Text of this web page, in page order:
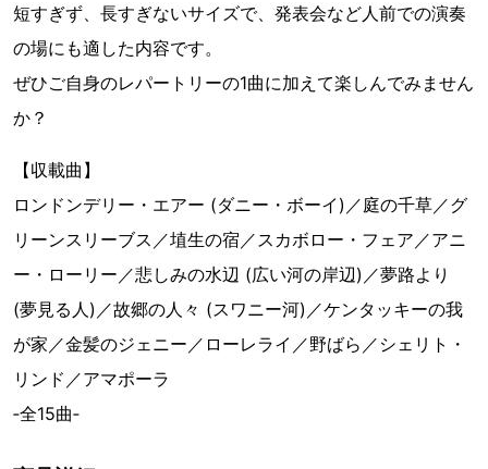
短すぎず、長すぎないサイズで、発表会など人前での演奏
の場にも適した内容です。
ぜひご自身のレパートリーの1曲に加えて楽しんでみません
か？
【収載曲】
ロンドンデリー・エアー (ダニー・ボーイ)／庭の千草／グ
リーンスリーブス／埴生の宿／スカボロー・フェア／アニ
ー・ローリー／悲しみの水辺 (広い河の岸辺)／夢路より
(夢見る人)／故郷の人々 (スワニー河)／ケンタッキーの我
が家／金髪のジェニー／ローレライ／野ばら／シェリト・
リンド／アマポーラ
‐全15曲‐